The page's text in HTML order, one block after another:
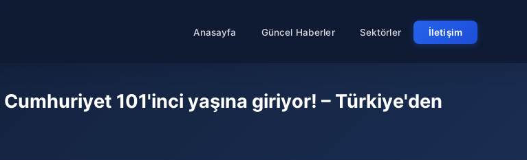
Anasayfa Güncel Haberler Sektörler İletişim
101'inci yaşına giriyor! – Türkiye'den